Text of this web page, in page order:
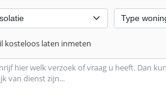
kosteloos laten inmeten